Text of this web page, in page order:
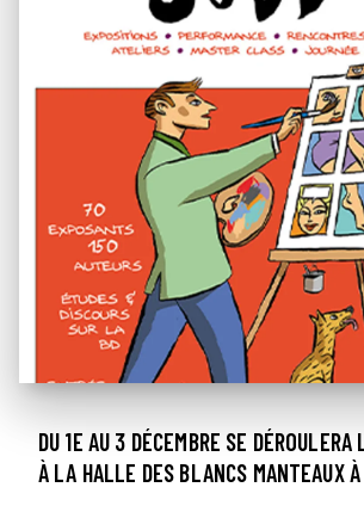
DU 1E AU 3 DÉCEMBRE SE
À LA HALLE DES BLANCS MANTEAUX À